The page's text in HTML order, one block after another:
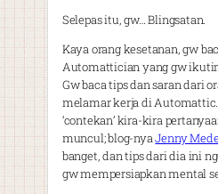
Selepas itu, gw… Blingsatan.
Kaya orang kesetanan, gw
Automattician yang gw
Gw baca tips dan saran dari
melamar kerja di
‘contekan’ kira-kira
muncul; blog-nyaJenny
banget, dan tips dari dia ini
gw mempersiapkan mental